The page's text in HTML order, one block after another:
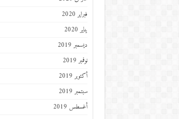
فبراير 2020
يناير 2020
ديسمبر 2019
نوفمبر 2019
أكتوبر 2019
سبتمبر 2019
أغسطس 2019